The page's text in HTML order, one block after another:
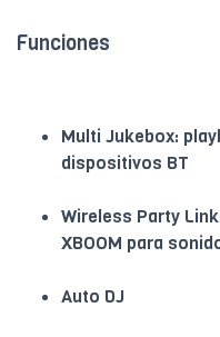
Funciones
Multi Jukebox:
dispositivos BT
Wireless Party
XBOOM para
Auto DJ